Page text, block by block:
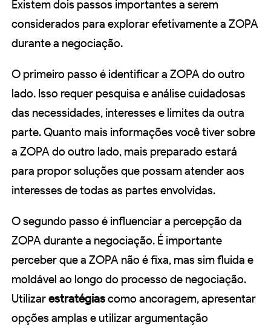
Existem dois passos importantes a serem
considerados para explorar efetivamente a ZOPA
durante a negociação.
O primeiro passo é identificar a ZOPA do outro
lado. Isso requer pesquisa e análise cuidadosas
das necessidades, interesses e limites da outra
parte. Quanto mais informações você tiver sobre
a ZOPA do outro lado, mais preparado estará
para propor soluções que possam atender aos
interesses de todas as partes envolvidas.
O segundo passo é influenciar a percepção da
ZOPA durante a negociação. É importante
perceber que a ZOPA não é fixa, mas sim fluida e
moldável ao longo do processo de negociação.
Utilizarestratégiascomo ancoragem, apresentar
opções amplas e utilizar argumentação